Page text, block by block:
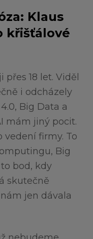
Klaus
křišťálové
18 let. Viděl
i odcházely
Big Data a
mám jiný pocit.
vedení firmy. To
Big
bod, kdy
skutečně
jen dávala